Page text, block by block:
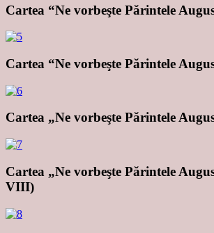
Cartea “Ne vorbeşte Părintele
Cartea “Ne vorbeşte Părintele
Cartea „Ne vorbeşte Părintele
Cartea „Ne vorbeşte Părintele
VIII)